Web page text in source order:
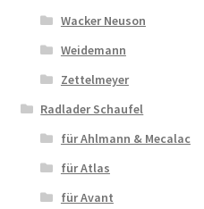
Wacker Neuson
Weidemann
Zettelmeyer
Radlader Schaufel
für Ahlmann & Mecalac
für Atlas
für Avant